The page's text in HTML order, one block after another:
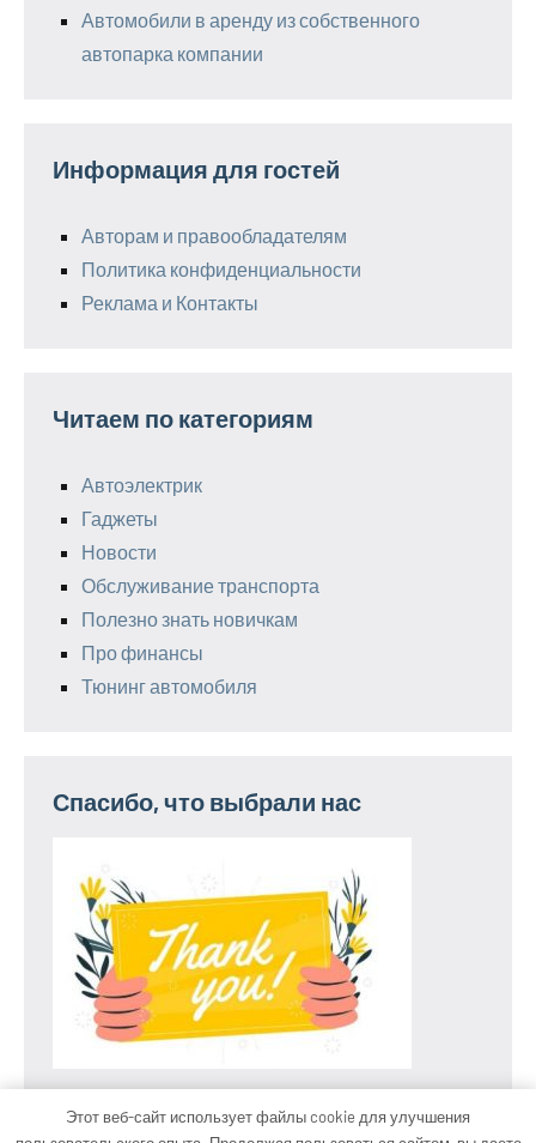
Автомобили в аренду из собственного
автопарка компании
Информация для гостей
Авторам и правообладателям
Политика конфиденциальности
Реклама и Контакты
Читаем по категориям
Автоэлектрик
Гаджеты
Новости
Обслуживание транспорта
Полезно знать новичкам
Про финансы
Тюнинг автомобиля
Спасибо, что выбрали нас
Этот веб-сайт использует файлы cookie для улучшения